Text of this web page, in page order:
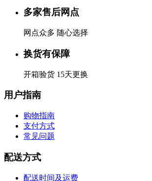
多家售后网点
网点众多 随心选择
换货有保障
开箱验货 15天更换
用户指南
购物指南
支付方式
常见问题
配送方式
配送时间及运费